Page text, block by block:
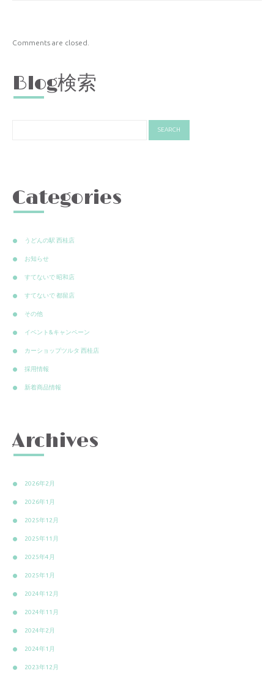
Comments are closed.
Blog検索
Categories
うどんの駅 西桂店
お知らせ
すてないで 昭和店
すてないで 都留店
その他
イベント&キャンペーン
カーショップツルタ 西桂店
採用情報
新着商品情報
Archives
2026年2月
2026年1月
2025年12月
2025年11月
2025年4月
2025年1月
2024年12月
2024年11月
2024年2月
2024年1月
2023年12月